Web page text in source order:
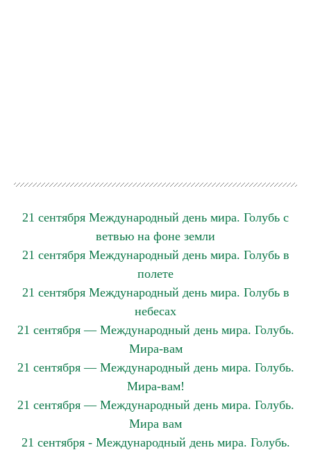
21 сентября Международный день мира. Голубь с
ветвью на фоне земли
21 сентября Международный день мира. Голубь в
полете
21 сентября Международный день мира. Голубь в
небесах
21 сентября — Международный день мира. Голубь.
Мира-вам
21 сентября — Международный день мира. Голубь.
Мира-вам!
21 сентября — Международный день мира. Голубь.
Мира вам
21 сентября - Международный день мира. Голубь.